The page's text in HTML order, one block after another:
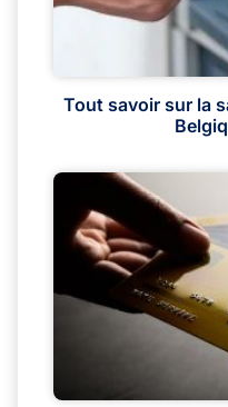
Tout savoir sur la